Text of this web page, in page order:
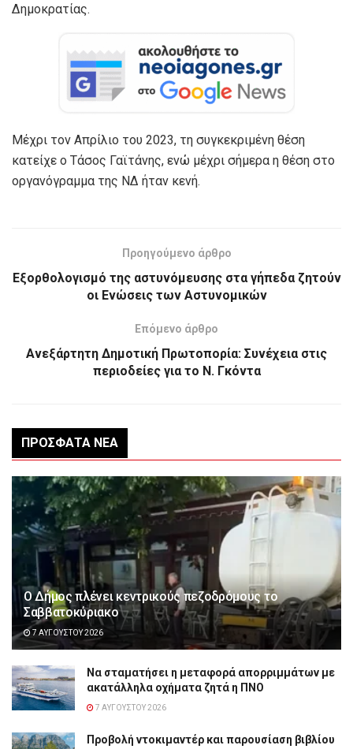
Δημοκρατίας.
Μέχρι τον Απρίλιο του 2023, τη συγκεκριμένη θέση
κατείχε ο Τάσος Γαϊτάνης, ενώ μέχρι σήμερα η θέση στο
οργανόγραμμα της ΝΔ ήταν κενή.
Προηγούμενο άρθρο
Εξορθολογισμό της αστυνόμευσης στα γήπεδα ζητούν
οι Ενώσεις των Αστυνομικών
Επόμενο άρθρο
Ανεξάρτητη Δημοτική Πρωτοπορία: Συνέχεια στις
περιοδείες για το Ν. Γκόντα
ΠΡΌΣΦΑΤΑ ΝΈΑ
Ο Δήμος πλένει κεντρικούς πεζοδρόμους το
Σαββατοκύριακο
7 ΑΥΓΟΎΣΤΟΥ 2026
Να σταματήσει η μεταφορά απορριμμάτων με
ακατάλληλα οχήματα ζητά η ΠΝΟ
7 ΑΥΓΟΎΣΤΟΥ 2026
Προβολή ντοκιμαντέρ και παρουσίαση βιβλίου